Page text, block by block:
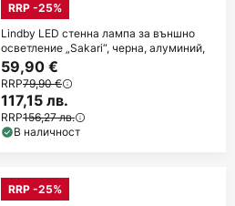
RRP -25%
Lindby LED стенна лампа за външно
осветление „Sakari“, черна, алуминий,
59,90 €
RRP79,90 €
117,15 лв.
RRP156,27 лв.
В наличност
RRP -25%